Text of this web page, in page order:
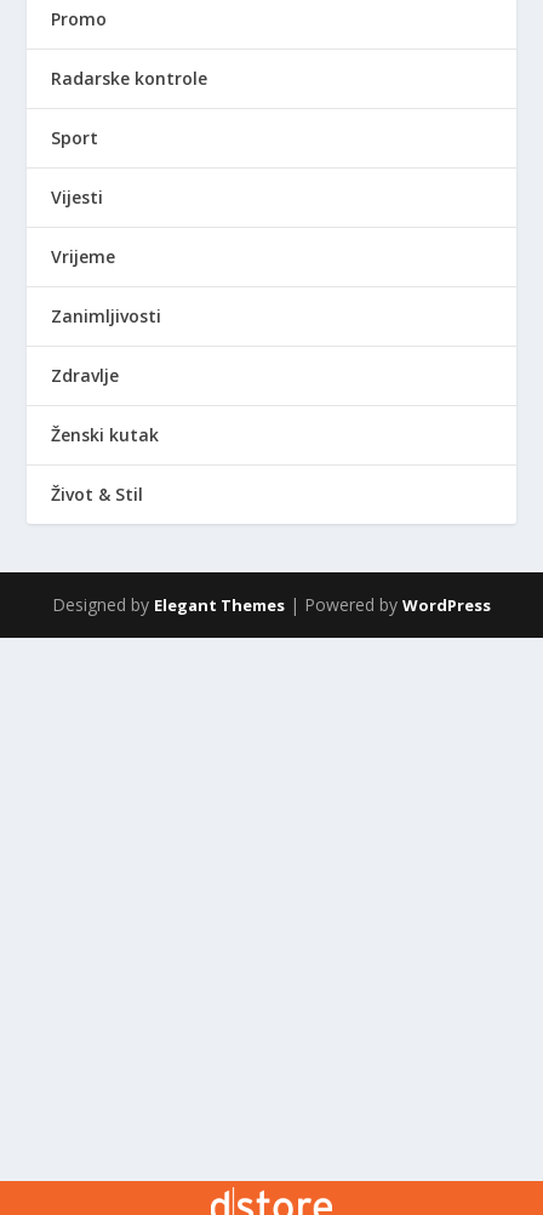
Promo
Radarske kontrole
Sport
Vijesti
Vrijeme
Zanimljivosti
Zdravlje
Ženski kutak
Život & Stil
Designed by Elegant Themes | Powered by WordPress